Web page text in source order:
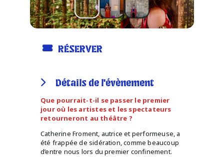
RÉSERVER
Détails de l'évènement
Que pourrait-t-il se passer le premier
jour où les artistes et les spectateurs
retourneront au théâtre ?
Catherine Froment, autrice et performeuse, a
été frappée de sidération, comme beaucoup
d’entre nous lors du premier confinement.